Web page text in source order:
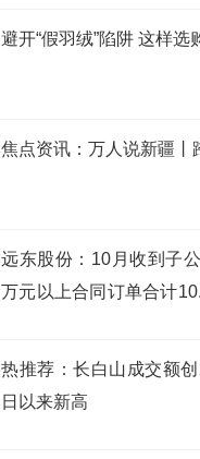
避开“假羽绒”陷阱 这样选
焦点资讯：万人说新疆丨
远东股份：10月收到子
万元以上合同订单合计
热推荐：长白山成交额
日以来新高